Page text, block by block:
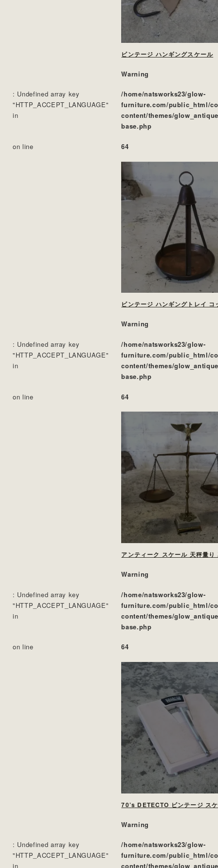
ビンテージ ハンギングスケール
Warning
: Undefined array key
"HTTP_ACCEPT_LANGUAGE"
in
/home/natsworks23/glow-
furniture.com/public_html/
content/themes/
base.php
on line 64
ビンテージ ハンギングトレイ コ
Warning
: Undefined array key
"HTTP_ACCEPT_LANGUAGE"
in
/home/natsworks23/glow-
furniture.com/public_html/
content/themes/
base.php
on line 64
アンティーク スケール 天秤量り
Warning
: Undefined array key
"HTTP_ACCEPT_LANGUAGE"
in
/home/natsworks23/glow-
furniture.com/public_html/
content/themes/
base.php
on line 64
70’s DETECTO ビンテージ ス
Warning
: Undefined array key
"HTTP_ACCEPT_LANGUAGE"
in
/home/natsworks23/glow-
furniture.com/public_html/
content/themes/